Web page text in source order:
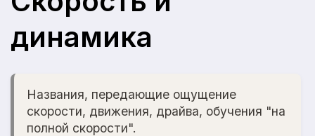
динамика
Названия, передающие ощущение
скорости, движения, драйва, обучения "на
полной скорости".